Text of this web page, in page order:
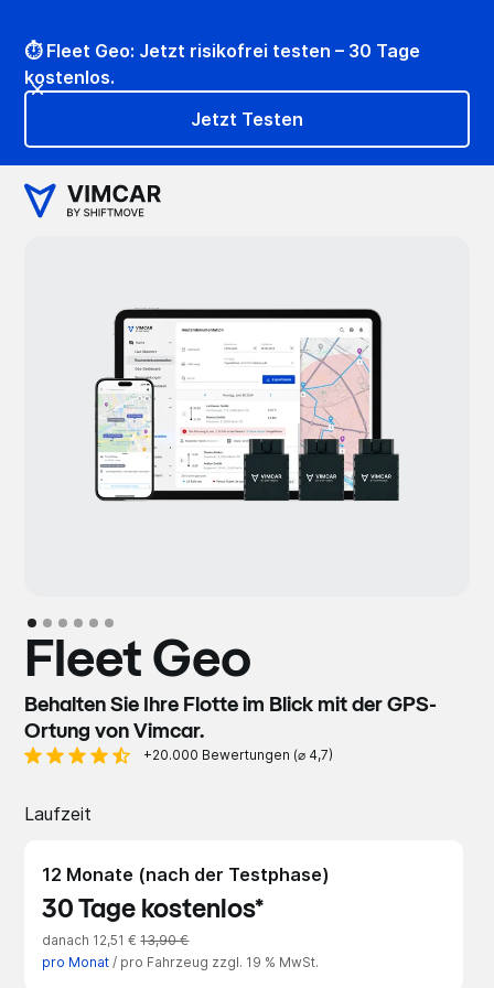
⏱️ Fleet Geo: Jetzt risikofrei testen – 30 Tage
kostenlos.
Jetzt Testen
Fleet Geo
Behalten Sie Ihre Flotte im Blick mit der GPS-
Ortung von Vimcar.
+20.000 Bewertungen (⌀ 4,7)
Laufzeit
12 Monate (nach der Testphase)
30 Tage kostenlos*
danach 12,51 €13,90 €
pro Monat / pro Fahrzeug zzgl. 19 % MwSt.